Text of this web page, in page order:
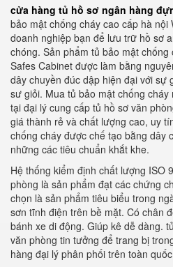
cửa hàng tủ hồ sơ ngân hàng
bảo mật chống cháy cao cấp hà nội
doanh nghiệp bạn để lưu trữ hồ sơ
chóng. Sản phẩm tủ bảo mật chống
Safes Cabinet được làm bằng
dây chuyền đúc dập hiện đại với sự
sư giỏi. Mua tủ bảo mật chống cháy
tại đại lý cung cấp tủ hồ sơ văn
giá thành rẻ và chất lượng cao, uy
chống cháy được chế tạo bằng dây
những các tiêu chuẩn khắt khe.
Hệ thống kiểm định chất lượng ISO
phòng là sản phẩm đạt các chứng
chọn là sản phẩm tiêu biểu trong
sơn tĩnh điện trên bề mặt. Có chân
bánh xe di động. Giúp kê dễ dàng.
văn phòng tin tưởng để trang bị
hàng đại lý phân phối trên toàn